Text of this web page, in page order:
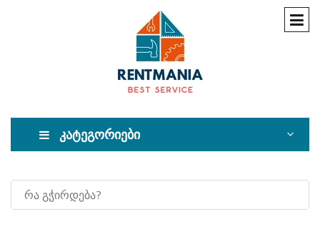
კატეგორიები